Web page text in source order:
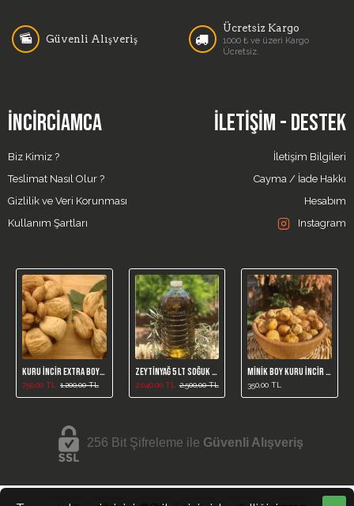
Güvenli Alışveriş
Ücretsiz Kargo
1000 ₺ ve üzeri Kargo
Ücretsiz.
İNCIRCIAMCA
Biz Kimiz ?
Teslimat Nasıl Olur ?
Gizlilik ve Veri Korunması
Kullanım Şartları
İLETIŞIM - DESTEK
İletişim Bilgileri
Cayma / İade Hakkı
Hesabım
Instagram
Kuru İncir Extra Boy 1 Kg (Yeni Mahsül)
750,00 TL 1.200,00 TL
Zeytinyağ 5 LT Soğuk Sıkım
2.040,00 TL 2.500,00 TL
Minik Boy Kuru İncir 1 Kg ( Yeni Mahsül )
350,00 TL
256 Bit Şifreleme ile Güvenli Alışveriş